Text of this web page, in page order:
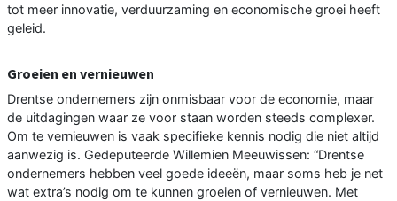
tot meer innovatie, verduurzaming en economische groei heeft
geleid.
Groeien en vernieuwen
Drentse ondernemers zijn onmisbaar voor de economie, maar
de uitdagingen waar ze voor staan worden steeds complexer.
Om te vernieuwen is vaak specifieke kennis nodig die niet altijd
aanwezig is. Gedeputeerde Willemien Meeuwissen: “Drentse
ondernemers hebben veel goede ideeën, maar soms heb je net
wat extra’s nodig om te kunnen groeien of vernieuwen. Met